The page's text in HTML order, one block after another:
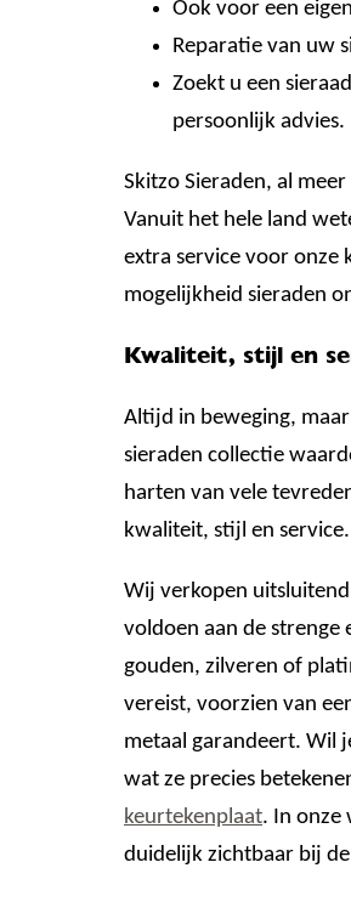
Ook voor een
Reparatie van uw
Zoekt u een
persoonlijk advies.
Skitzo Sieraden, al
Vanuit het hele land
extra service voor onze
mogelijkheid sieraden
Kwaliteit, stijl en
Altijd in beweging,
sieraden collectie
harten van vele
kwaliteit, stijl en service.
Wij verkopen
voldoen aan de strenge
gouden, zilveren of
vereist, voorzien van
metaal garandeert. Wil
wat ze precies
keurtekenplaat. In onze
duidelijk zichtbaar bij